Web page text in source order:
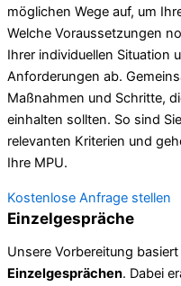
möglichen Wege auf, um
Welche Voraussetzungen
Ihrer individuellen Situation
Anforderungen ab.
Maßnahmen und Schritte,
einhalten sollten. So sind
relevanten Kriterien und
Ihre MPU.
Kostenlose Anfrage stellen
Einzelgespräche
Unsere Vorbereitung
Einzelgesprächen. Dabei